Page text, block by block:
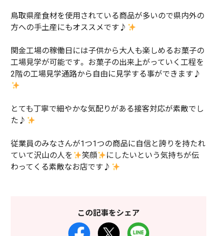
鳥取県産食材を使用されている商品が多いので県内外の
方への手土産にもオススメです♪
関金工場の稼働日には子供から大人も楽しめるお菓子の
工場見学が可能です。 お菓子の出来上がっていく工程を
2階の工場見学通路から自由に見学する事ができます♪
とても丁寧で細やかな気配りがある接客対応が素敵でし
た♪
従業員のみなさんが1つ1つの商品に自信と誇りを持たれ
ていて沢山の人を
笑顔
にしたいという気持ちが伝
わってくる素敵なお店です♪
この記事をシェア